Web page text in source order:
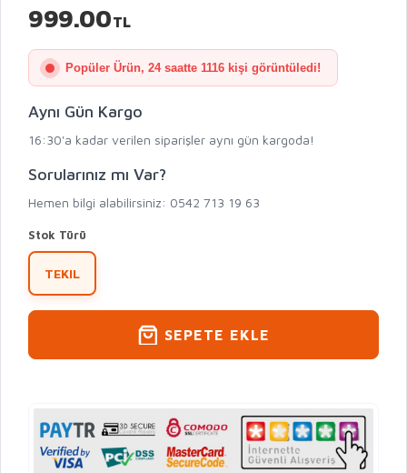
999.00TL
Popüler Ürün, 24 saatte 1116 kişi görüntüledi!
Aynı Gün Kargo
16:30'a kadar verilen siparişler aynı gün kargoda!
Sorularınız mı Var?
Hemen bilgi alabilirsiniz: 0542 713 19 63
Stok Türü
TEKIL
SEPETE EKLE